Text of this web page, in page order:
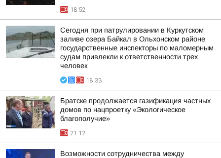
18:52
Сегодня при патрулировании в Куркутском
заливе озера Байкал в Ольхонском районе
государственные инспекторы по маломерным
судам привлекли к ответственности трех
человек
18:33
Братске продолжается газификация частных
домов по нацпроетку «Экологическое
благополучие»
21:12
Возможности сотрудничества между